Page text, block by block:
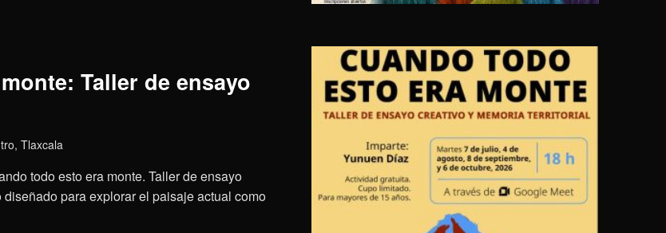
Taller de ensayo
Tlaxcala
todo esto era monte. Taller de ensayo
para explorar el paisaje actual como